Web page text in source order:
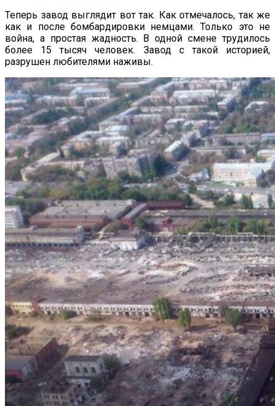
Теперь завод выглядит вот так. Как отмечалось, так же
как и после бомбардировки немцами. Только это не
война, а простая жадность. В одной смене трудилось
более 15 тысяч человек. Завод с такой историей,
разрушен любителями наживы.